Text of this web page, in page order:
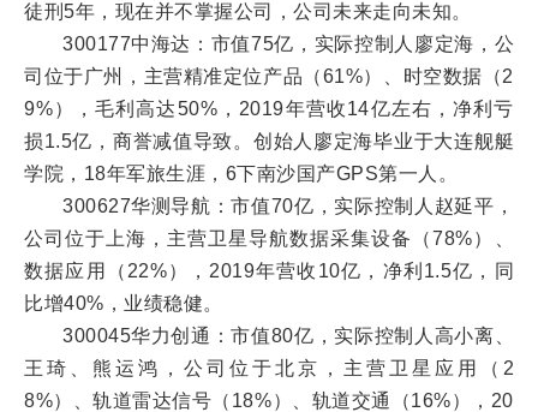
徒刑5年，现在并不掌握公司，公司未来走向未知。
300177中海达：市值75亿，实际控制人廖定海，公
司位于广州，主营精准定位产品（61%）、时空数据（2
9%），毛利高达50%，2019年营收14亿左右，净利亏
损1.5亿，商誉减值导致。创始人廖定海毕业于大连舰艇
学院，18年军旅生涯，6下南沙国产GPS第一人。
300627华测导航：市值70亿，实际控制人赵延平，
公司位于上海，主营卫星导航数据采集设备（78%）、
数据应用（22%），2019年营收10亿，净利1.5亿，同
比增40%，业绩稳健。
300045华力创通：市值80亿，实际控制人高小离、
王琦、熊运鸿，公司位于北京，主营卫星应用（2
8%）、轨道雷达信号（18%）、轨道交通（16%），20